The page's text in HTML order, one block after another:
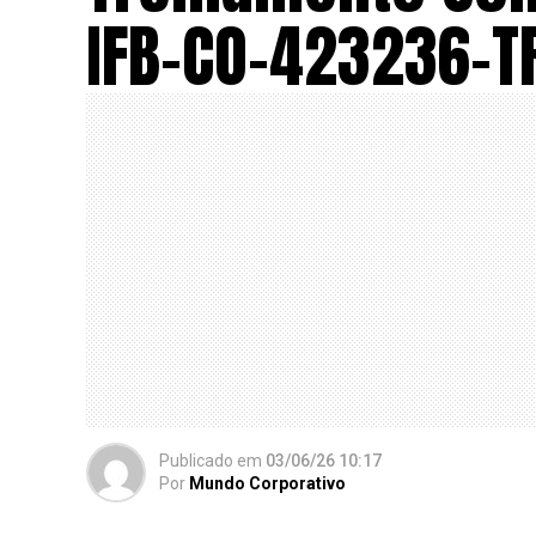
IFB-CO-423236-
Publicado em 03/06/26 10:17
Por Mundo Corporativo